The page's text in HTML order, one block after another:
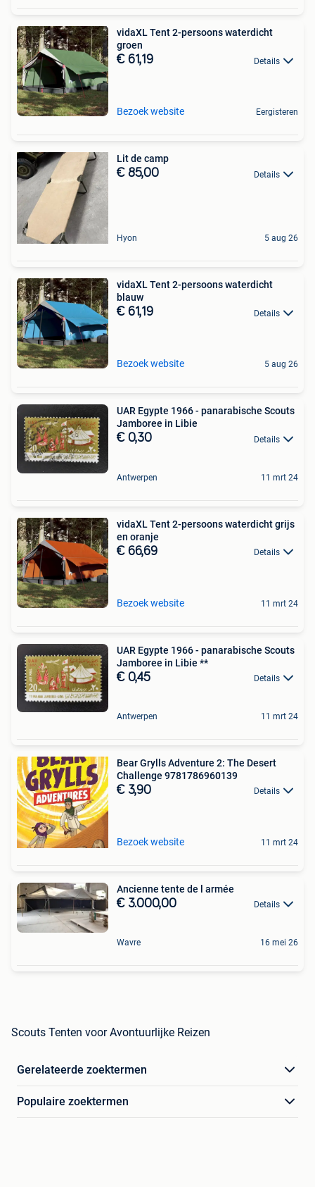
vidaXL Tent 2-persoons waterdicht
groen
€ 61,19 Details
Bezoek website Eergisteren
Lit de camp
€ 85,00 Details
Hyon 5 aug 26
vidaXL Tent 2-persoons waterdicht
blauw
€ 61,19 Details
Bezoek website 5 aug 26
UAR Egypte 1966 - panarabische Scouts
Jamboree in Libie
€ 0,30 Details
Antwerpen 11 mrt 24
vidaXL Tent 2-persoons waterdicht grijs
en oranje
€ 66,69 Details
Bezoek website 11 mrt 24
UAR Egypte 1966 - panarabische Scouts
Jamboree in Libie **
€ 0,45 Details
Antwerpen 11 mrt 24
Bear Grylls Adventure 2: The Desert
Challenge 9781786960139
€ 3,90 Details
Bezoek website 11 mrt 24
Ancienne tente de l armée
€ 3.000,00 Details
Wavre 16 mei 26
Scouts Tenten voor Avontuurlijke Reizen
Gerelateerde zoektermen
Populaire zoektermen